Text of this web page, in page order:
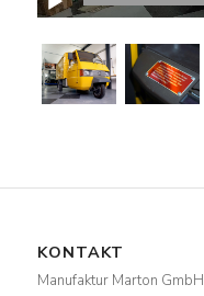
KONTAKT
Manufaktur Marton GmbH